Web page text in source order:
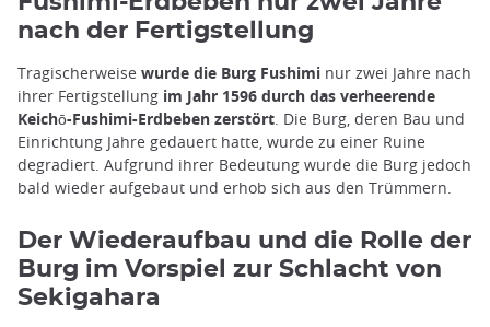
nach der Fertigstellung
Tragischerweise wurde die Burg Fushimi nur zwei Jahre nach
ihrer Fertigstellung im Jahr 1596 durch das verheerende
Keichō-Fushimi-Erdbeben zerstört . Die Burg, deren Bau und
Einrichtung Jahre gedauert hatte, wurde zu einer Ruine
degradiert. Aufgrund ihrer Bedeutung wurde die Burg jedoch
bald wieder aufgebaut und erhob sich aus den Trümmern.
Der Wiederaufbau und die Rolle der
Burg im Vorspiel zur Schlacht von
Sekigahara